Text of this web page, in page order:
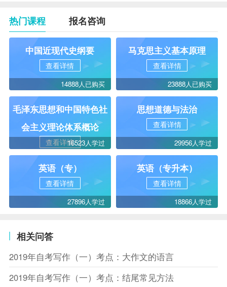
热门课程 报名咨询
中国近现代史纲要
查看详情
14888人已购买
马克思主义基本原理
查看详情
23888人已购买
毛泽东思想和中国特色社
会主义理论体系概论
查看详情16523人学过
思想道德与法治
查看详情
29956人学过
英语（专）
查看详情
27896人学过
英语（专升本）
查看详情
18866人学过
相关问答
2019年自考写作（一）考点：大作文的语言
2019年自考写作（一）考点：结尾常见方法